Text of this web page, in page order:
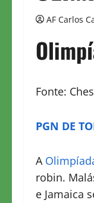
AF Carlos
Fonte:
PGN DE
A
robin.
e Jamaica